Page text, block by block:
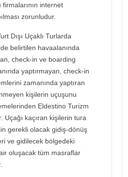
internet
zorunludur.
Dışı Uçaklı Turlarda
belirtilen havaalanında
check-in ve boarding
yaptırmayan, check-in
zamanında yaptıran
kişilerin uçuşunu
Eldestino Turizm
Uçağı kaçıran kişilerin tura
gerekli olacak gidiş-dönüş
ve gidilecek bölgedeki
oluşacak tüm masraflar